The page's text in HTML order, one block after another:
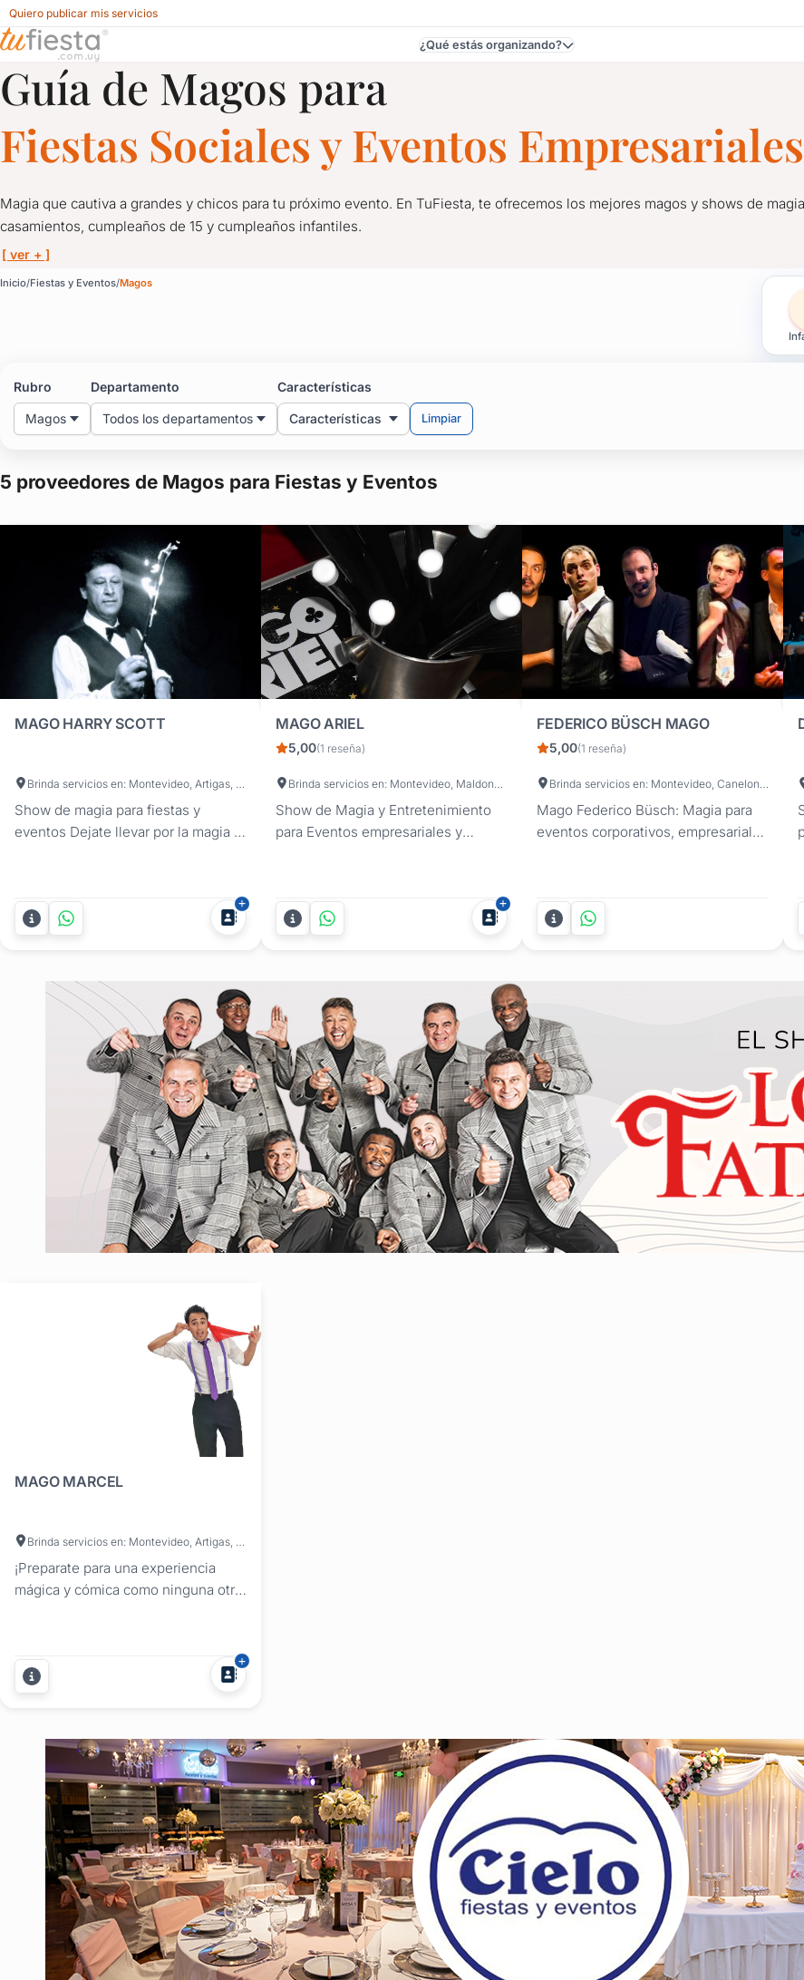
Quiero publicar mis servicios
Magos para Fiestas y Eventos en Uruguay
¿Qué estás organizando?
Guía de Magos para
Fiestas Sociales y Eventos Empresariales
Magia que cautiva a grandes y chicos para tu próximo evento. En TuFiesta, te ofrecemos los mejores magos y shows de
casamientos, cumpleaños de 15 y cumpleaños infantiles.
[ ver + ]
Inicio Fiestas y Eventos Magos
Rubro
Magos
Departamento
Todos los departamentos
Características
Características Limpiar
5 proveedores de Magos para Fiestas y Eventos
MAGO HARRY SCOTT
Brinda servicios en: Montevideo, Artigas, Canelones, Cerro Largo, Colonia, Durazno, Flores, Florida, Lavalleja, Maldonado, Paysandú, Río Negro, Rivera, Rocha, Salto, San José, Soriano, Tacuarembó, Treinta y Tres
Show de magia para fiestas y
eventos Dejate llevar por la magia y
adultos. Ideal para darle un toque
exclusivo a tus eventos
corporativos, cenas de gala y
alto nivel de sofisticación y...
MAGO ARIEL
5,00(1 reseña)
Brinda servicios en: Montevideo, Maldonado, Canelones, San José
Show de Magia y Entretenimiento
para Eventos empresariales y
entretenimiento profesional y
sofisticada, el Mago Ariel es la
opción indicada. Diseñamos un
público...
FEDERICO BÜSCH MAGO
5,00(1 reseña)
Brinda servicios en: Montevideo, Canelones, Maldonado, Colonia, Cerro Largo, Salto, Florida, Treinta y Tres, San José, Durazno, Soriano, Tacuarembó, Lavalleja, Rivera, Artigas, Río Negro, Flores, Rocha, Paysandú
Mago Federico Büsch: Magia para
eventos corporativos, empresariales
ilusionismo profesional que se
adapta a las exigencias del sector
corporativo y a la dinámica de las
MAGO MARCEL
¡Preparate para una experiencia
mágica y cómica como ninguna otra!
Bueno, dejame decirte que esos
momentos mágicos aún existen y
están a solo un paso de convertirse
actores, músicos y...
Magos para Fiestas y Eventos en Uruguay
Magia que cautiva a grandes y chicos para tu próximo evento. En TuFiesta, te ofrecemos los mejores magos y shows de
¡Haz de tu celebración una experiencia mágica y emocionante!
Comunícate con los magos en TuFiesta y déjate llevar por el fascinante mundo de la magia.